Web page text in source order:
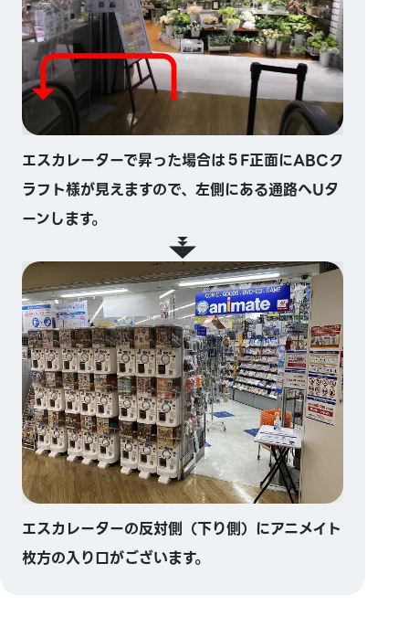
エスカレーターで昇った場合は５F正面にABCク
ラフト様が見えますので、左側にある通路へUタ
ーンします。
エスカレーターの反対側（下り側）にアニメイト
枚方の入り口がございます。